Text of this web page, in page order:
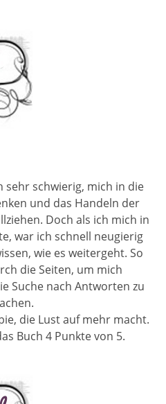
sehr schwierig, mich in die
und das Handeln der
Doch als ich mich in
war ich schnell neugierig
wie es weitergeht. So
die Seiten, um mich
Suche nach Antworten zu
die Lust auf mehr macht.
Buch 4 Punkte von 5.